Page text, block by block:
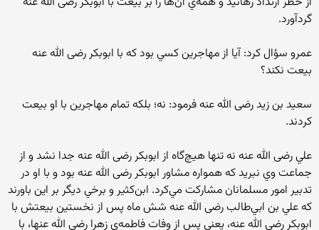
گرد‌آورد.
عمرو سؤال كرد: آيا از مهاجرين كسي بود كه با ابوبكر رضی الله عنه
بيعت نكند؟
سعيد بن زيد رضی الله عنه فرمود: نه؛ بلكه تمام مهاجرين با او بيعت
كردند.
علي رضی الله عنه نه تنها هيچ‌گاه از ابوبكر رضی الله عنه جدا نشد و از
جماعت وي نبريد كه همواره مشاور ابوبكر رضی الله عنه بود و با او در
تدبير امور مسلمانان مشاركت مي‌كرد. ابن‌كثير و برخي ديگر بر اين باورند
كه علي بن ابي‌طالب رضی الله عنه شش ماه پس از نخستين بيعتش با
ابوبكر رضی الله عنه، يعني پس از وفات فاطمه‌ي زهرا رضي الله عنها، با